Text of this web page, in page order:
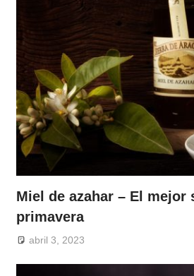
Miel de azahar – El mejor
primavera
abril 3, 2023